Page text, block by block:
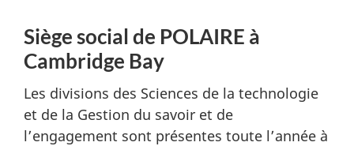
Siège social de POLAIRE à
Cambridge Bay
Les divisions des Sciences de la technologie
et de la Gestion du savoir et de
l’engagement sont présentes toute l’année à